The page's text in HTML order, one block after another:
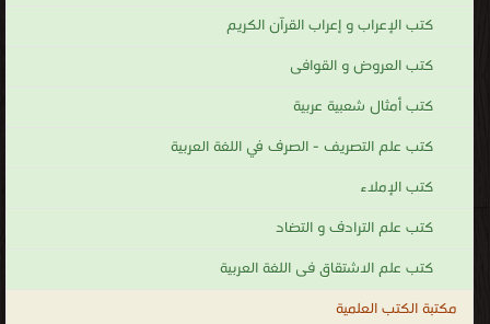
كتب الإعراب و إعراب القرآن الكريم
كتب العروض و القوافى
كتب أمثال شعبية عربية
كتب علم التصريف - الصرف في اللغة العربية
كتب الإملاء
كتب علم الترادف و التضاد
كتب علم الاشتقاق فى اللغة العربية
مكتبة الكتب العلمية